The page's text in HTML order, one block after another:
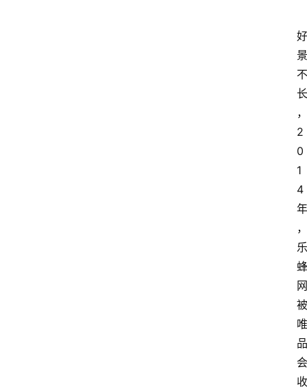
好
景
不
长
，
2
0
1
4
年
，
乐
蜂
网
被
唯
品
会
收